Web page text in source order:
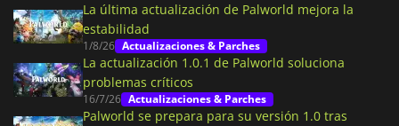
La última actualización de Palworld mejora la
estabilidad
1/8/26 Actualizaciones & Parches
La actualización 1.0.1 de Palworld soluciona
problemas críticos
16/7/26 Actualizaciones & Parches
Palworld se prepara para su versión 1.0 tras